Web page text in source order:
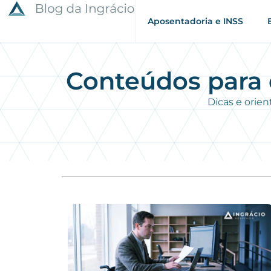
Aposentadoria e INSS
Conteúdos
Dicas e